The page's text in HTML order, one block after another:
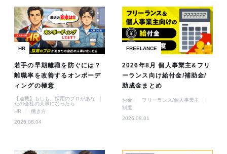
HR
若手の早期離職を防ぐには？
離職率を改善するオンボーデ
ィングの極意
【連載】もしも、採用のプロがあな
たの会社の人事になったら
HR
働き方
2026.08.04
FREELANCE
2026年8月 個人事業主&フリ
ーランス向け給付金/補助金/
助成金まとめ
お金
フリーランス/個人事業主
制度
2026.08.01